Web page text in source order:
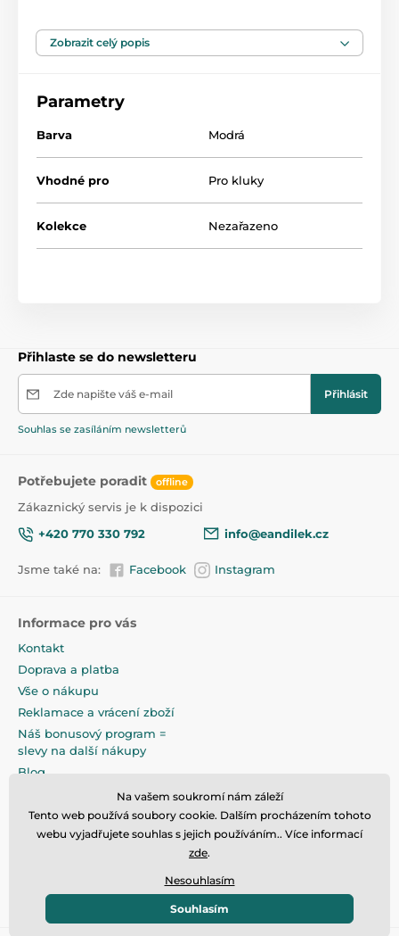
- koník má sedlo, dřevěné rukojeti a dřevěné stupátka
no nohy
- houpací dřevěné lišty
- možnost demontáže houpacího rámu
- nosnost do 30 kg
Rozměry: cca 74x28x58 cm
Zobrazit celý popis
Parametry
Barva Modrá
Vhodné pro Pro kluky
Kolekce Nezařazeno
Přihlaste se do newsletteru
Zde napište váš e-mail Přihlásit
Souhlas se zasíláním newsletterů
Potřebujete poradit offline
Zákaznický servis je k dispozici
+420 770 330 792
info@eandilek.cz
Jsme také na: Facebook Instagram
Informace pro vás
Kontakt
Doprava a platba
Vše o nákupu
Reklamace a vrácení zboží
Náš bonusový program =
slevy na další nákupy
Blog
Obchodní podmínky
Podmínky ochrany osobních
údajů
Na pečlivé zabalení klademe
Na vašem soukromí nám záleží
Tento web používá soubory cookie. Dalším procházením tohoto
webu vyjadřujete souhlas s jejich používáním.. Více informací
zde.
Nesouhlasím
Souhlasím